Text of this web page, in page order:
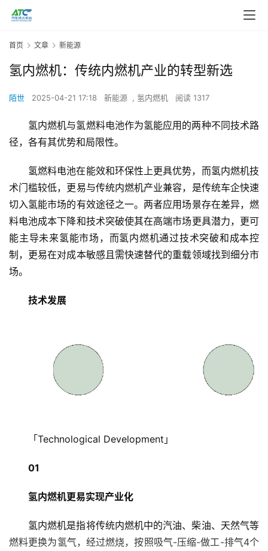
首页 文章 新能源
氢内燃机：传统内燃机产业的转型新选
陌世 2025-04-21 17:18 新能源 , 氢内燃机 阅读 1317
氢内燃机与氢燃料电池作为氢能应用的两种不同技术路
径，各有其优势和局限性。
氢燃料电池在能效和环保性上更具优势，而氢内燃机技
术门槛较低，更易与传统内燃机产业兼容，是传统车企快速
切入氢能市场的有效途径之一。两者应用场景存在差异，燃
料电池成本下降和技术突破使其在高端市场更具潜力，更可
能主导未来氢能市场，而氢内燃机通过技术突破和成本控
制，更易在对成本敏感且需快速替代的重载领域找到细分市
场。
技术发展
「Technological Development」
01
氢内燃机更易实现产业化
氢内燃机是指将传统内燃机中的汽油、柴油、天然气等
燃料更换为氢气，经过燃烧，按照吸气-压缩-做工-排气4个